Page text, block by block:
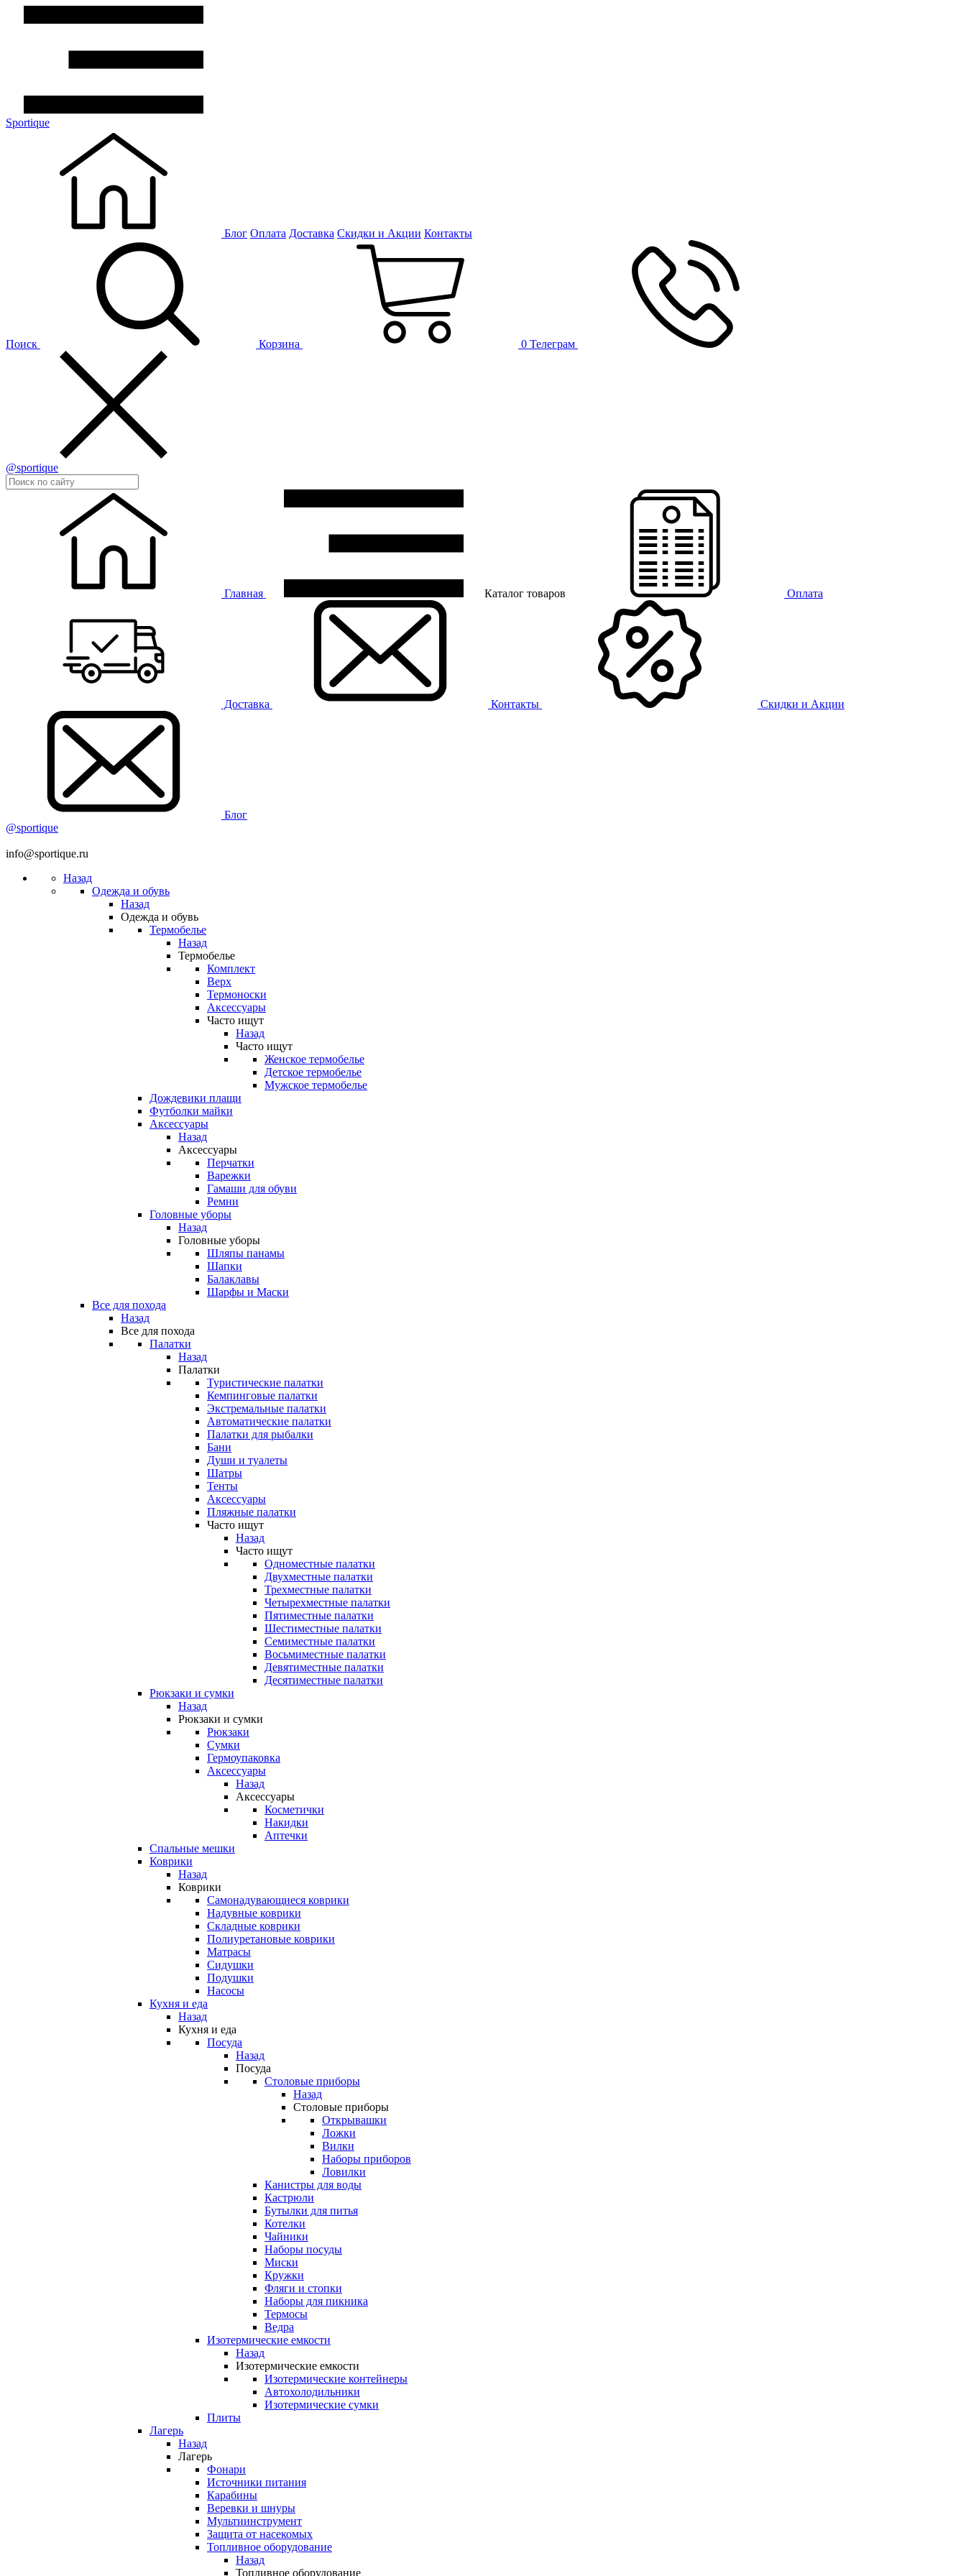
Sportique
Блог Оплата Доставка Скидки и Акции Контакты
Поиск Корзина 0 Телеграм
@sportique
Главная Каталог товаров Оплата
Доставка Контакты Скидки и Акции
Блог
@sportique
info@sportique.ru
Назад
Одежда и обувь
Назад
Одежда и обувь
Термобелье
Назад
Термобелье
Комплект
Верх
Термоноски
Аксессуары
Часто ищут
Назад
Часто ищут
Женское термобелье
Детское термобелье
Мужское термобелье
Дождевики плащи
Футболки майки
Аксессуары
Назад
Аксессуары
Перчатки
Варежки
Гамаши для обуви
Ремни
Головные уборы
Назад
Головные уборы
Шляпы панамы
Шапки
Балаклавы
Шарфы и Маски
Все для похода
Назад
Все для похода
Палатки
Назад
Палатки
Туристические палатки
Кемпинговые палатки
Экстремальные палатки
Автоматические палатки
Палатки для рыбалки
Бани
Души и туалеты
Шатры
Тенты
Аксессуары
Пляжные палатки
Часто ищут
Назад
Часто ищут
Одноместные палатки
Двухместные палатки
Трехместные палатки
Четырехместные палатки
Пятиместные палатки
Шестиместные палатки
Семиместные палатки
Восьмиместные палатки
Девятиместные палатки
Десятиместные палатки
Рюкзаки и сумки
Назад
Рюкзаки и сумки
Рюкзаки
Сумки
Гермоупаковка
Аксессуары
Назад
Аксессуары
Косметички
Накидки
Аптечки
Спальные мешки
Коврики
Назад
Коврики
Самонадувающиеся коврики
Надувные коврики
Складные коврики
Полиуретановые коврики
Матрасы
Сидушки
Подушки
Насосы
Кухня и еда
Назад
Кухня и еда
Посуда
Назад
Посуда
Столовые приборы
Назад
Столовые приборы
Открывашки
Ложки
Вилки
Наборы приборов
Ловилки
Канистры для воды
Кастрюли
Бутылки для питья
Котелки
Чайники
Наборы посуды
Миски
Кружки
Фляги и стопки
Наборы для пикника
Термосы
Ведра
Изотермические емкости
Назад
Изотермические емкости
Изотермические контейнеры
Автохолодильники
Изотермические сумки
Плиты
Лагерь
Назад
Лагерь
Фонари
Источники питания
Карабины
Веревки и шнуры
Мультиинструмент
Защита от насекомых
Топливное оборудование
Назад
Топливное оборудование